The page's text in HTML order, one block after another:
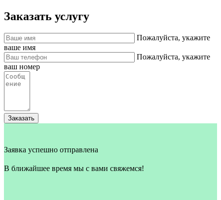
Заказать услугу
Пожалуйста, укажите
ваше имя
Пожалуйста, укажите
ваш номер
Заказать
Заявка успешно отправлена
В ближайшее время мы с вами свяжемся!